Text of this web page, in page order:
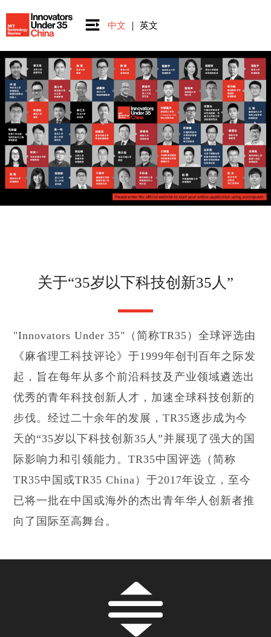
中文 ｜ 英文
关于“35岁以下科技创新35人”
"Innovators Under 35"（简称TR35）全球评选由
《麻省理工科技评论》于1999年创刊百年之际发
起，旨在每年从多个前沿科技及产业领域遴选出
优秀的青年科技创新人才，加速全球科技创新的
步伐。经过二十余年的发展，TR35逐步成为今
天的“35岁以下科技创新35人”并展现了强大的国
际影响力和引领能力。TR35中国评选（简称
TR35中国或TR35 China）于2017年设立，至今
已将一批在中国或海外的杰出青年华人创新者推
向了国际至高舞台。